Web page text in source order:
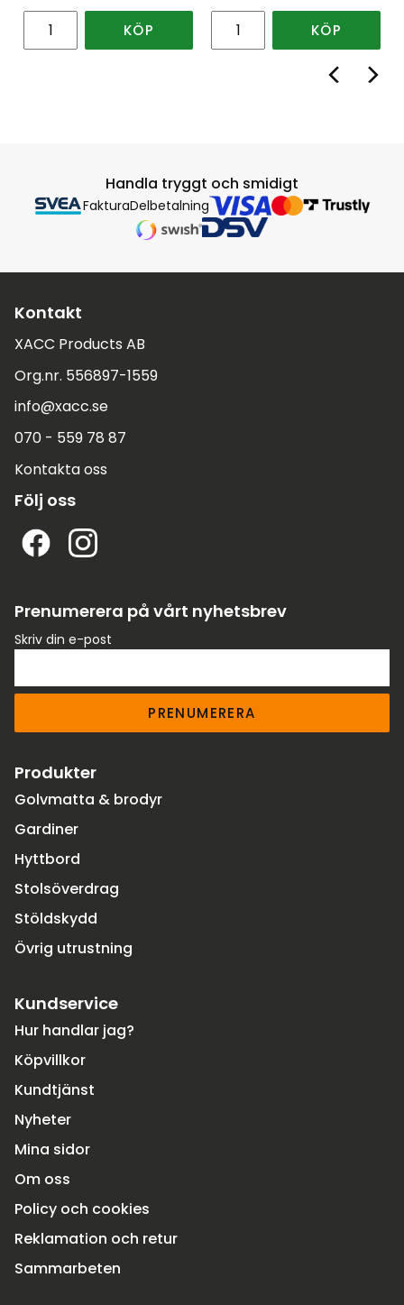
KÖP KÖP
Handla tryggt och smidigt
FakturaDelbetalning
Kontakt
XACC Products AB
Org.nr. 556897-1559
info@xacc.se
070 - 559 78 87
Kontakta oss
Följ oss
Prenumerera på vårt nyhetsbrev
Skriv din e-post
PRENUMERERA
Produkter
Golvmatta & brodyr
Gardiner
Hyttbord
Stolsöverdrag
Stöldskydd
Övrig utrustning
Kundservice
Hur handlar jag?
Köpvillkor
Kundtjänst
Nyheter
Mina sidor
Om oss
Policy och cookies
Reklamation och retur
Sammarbeten